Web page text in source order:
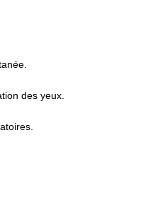
des yeux.